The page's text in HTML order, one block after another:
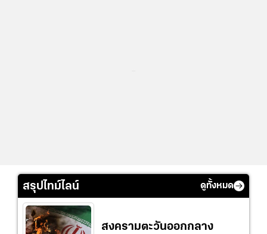
สรุปไทม์ไลน์ ดูทั้งหมด
สงครามตะวันออกกลาง